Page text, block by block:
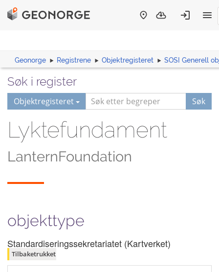
Geonorge Registrene Objektregisteret SOSI Generell
Søk i register
Objektregisteret Søk
Lyktefundament
LanternFoundation
objekttype
Standardiseringssekretariatet (Kartverket)
Tilbaketrukket